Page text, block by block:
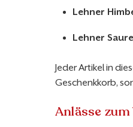
Lehner
Lehner
Jeder Artikel in
Geschenkkorb,
Anlässe